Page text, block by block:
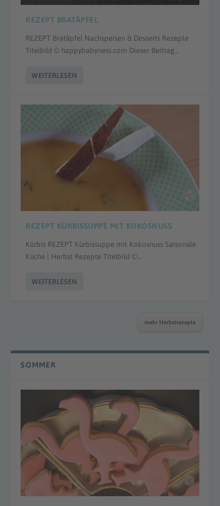
REZEPT BRATÄPFEL
REZEPT Bratäpfel Nachspeisen & Desserts Rezepte
Titelbild © happybabyness.com Dieser Beitrag...
WEITERLESEN
REZEPT KÜRBISSUPPE MIT KOKOSNUSS
Kürbis REZEPT Kürbissuppe mit Kokosnuss Saisonale
Küche | Herbst Rezepte Titelbild ©...
WEITERLESEN
mehr Herbstrezepte
SOMMER